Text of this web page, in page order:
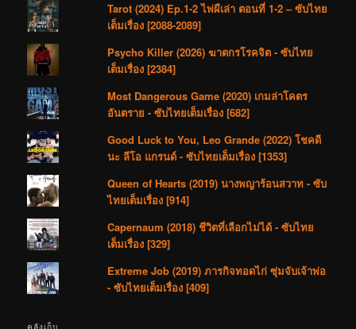
Tarot (2024) Ep.1-2 ไพ่ผีเล่า ตอนที่ 1-2 – ซับไทย
เต็มเรื่อง [2088-2089]
Psycho Killer (2026) ฆาตกรโรคจิต - ซับไทย
เต็มเรื่อง [2384]
Most Dangerous Game (2020) เกมล่าโคตร
อันตราย - ซับไทยเต็มเรื่อง [682]
Good Luck to You, Leo Grande (2022) โชคดี
นะ ลีโอ แกรนด์ - ซับไทยเต็มเรื่อง [1353]
Queen of Hearts (2019) นางพญาร้อนสวาท - ซับ
ไทยเต็มเรื่อง [914]
Capernaum (2018) ชีวิตที่เลือกไม่ได้ - ซับไทย
เต็มเรื่อง [329]
Extreme Job (2019) ภารกิจทอดไก่ ซุ่มจับเจ้าพ่อ
- ซับไทยเต็มเรื่อง [409]